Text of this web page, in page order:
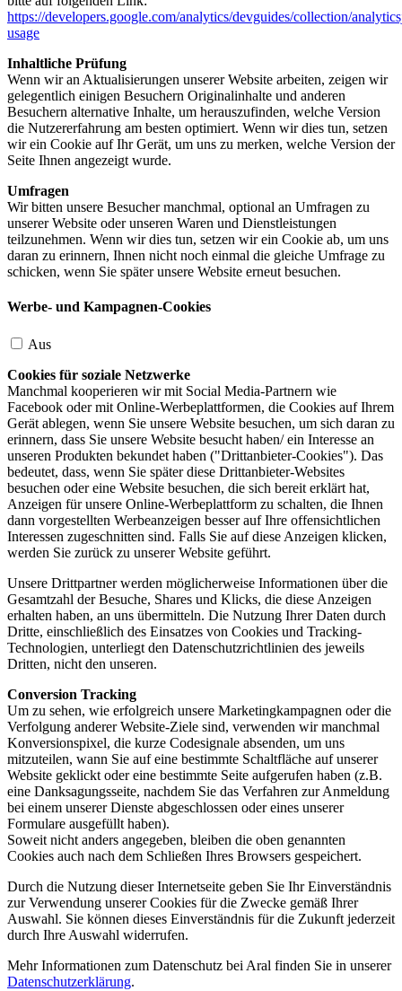
https://developers.google.com/analytics/devguides/collection/
usage
Inhaltliche Prüfung
Wenn wir an Aktualisierungen unserer Website arbeiten, zeigen wir
gelegentlich einigen Besuchern Originalinhalte und anderen
Besuchern alternative Inhalte, um herauszufinden, welche Version
die Nutzererfahrung am besten optimiert. Wenn wir dies tun, setzen
wir ein Cookie auf Ihr Gerät, um uns zu merken, welche Version der
Seite Ihnen angezeigt wurde.
Umfragen
Wir bitten unsere Besucher manchmal, optional an Umfragen zu
unserer Website oder unseren Waren und Dienstleistungen
teilzunehmen. Wenn wir dies tun, setzen wir ein Cookie ab, um uns
daran zu erinnern, Ihnen nicht noch einmal die gleiche Umfrage zu
schicken, wenn Sie später unsere Website erneut besuchen.
Werbe- und Kampagnen-Cookies
Aus
Cookies für soziale Netzwerke
Manchmal kooperieren wir mit Social Media-Partnern wie
Facebook oder mit Online-Werbeplattformen, die Cookies auf Ihrem
Gerät ablegen, wenn Sie unsere Website besuchen, um sich daran zu
erinnern, dass Sie unsere Website besucht haben/ ein Interesse an
unseren Produkten bekundet haben ("Drittanbieter-Cookies"). Das
bedeutet, dass, wenn Sie später diese Drittanbieter-Websites
besuchen oder eine Website besuchen, die sich bereit erklärt hat,
Anzeigen für unsere Online-Werbeplattform zu schalten, die Ihnen
dann vorgestellten Werbeanzeigen besser auf Ihre offensichtlichen
Interessen zugeschnitten sind. Falls Sie auf diese Anzeigen klicken,
werden Sie zurück zu unserer Website geführt.
Unsere Drittpartner werden möglicherweise Informationen über die
Gesamtzahl der Besuche, Shares und Klicks, die diese Anzeigen
erhalten haben, an uns übermitteln. Die Nutzung Ihrer Daten durch
Dritte, einschließlich des Einsatzes von Cookies und Tracking-
Technologien, unterliegt den Datenschutzrichtlinien des jeweils
Dritten, nicht den unseren.
Conversion Tracking
Um zu sehen, wie erfolgreich unsere Marketingkampagnen oder die
Verfolgung anderer Website-Ziele sind, verwenden wir manchmal
Konversionspixel, die kurze Codesignale absenden, um uns
mitzuteilen, wann Sie auf eine bestimmte Schaltfläche auf unserer
Website geklickt oder eine bestimmte Seite aufgerufen haben (z.B.
eine Danksagungsseite, nachdem Sie das Verfahren zur Anmeldung
bei einem unserer Dienste abgeschlossen oder eines unserer
Formulare ausgefüllt haben).
Soweit nicht anders angegeben, bleiben die oben genannten
Cookies auch nach dem Schließen Ihres Browsers gespeichert.
Durch die Nutzung dieser Internetseite geben Sie Ihr Einverständnis
zur Verwendung unserer Cookies für die Zwecke gemäß Ihrer
Auswahl. Sie können dieses Einverständnis für die Zukunft jederzeit
durch Ihre Auswahl widerrufen.
Mehr Informationen zum Datenschutz bei Aral finden Sie in unserer
Datenschutzerklärung.